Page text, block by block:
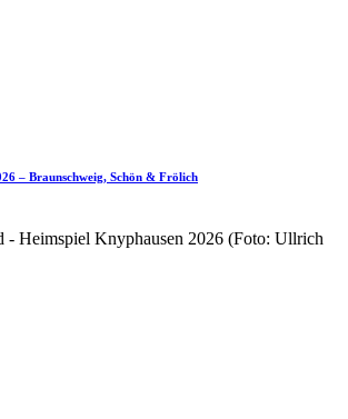
– Braunschweig, Schön & Frölich